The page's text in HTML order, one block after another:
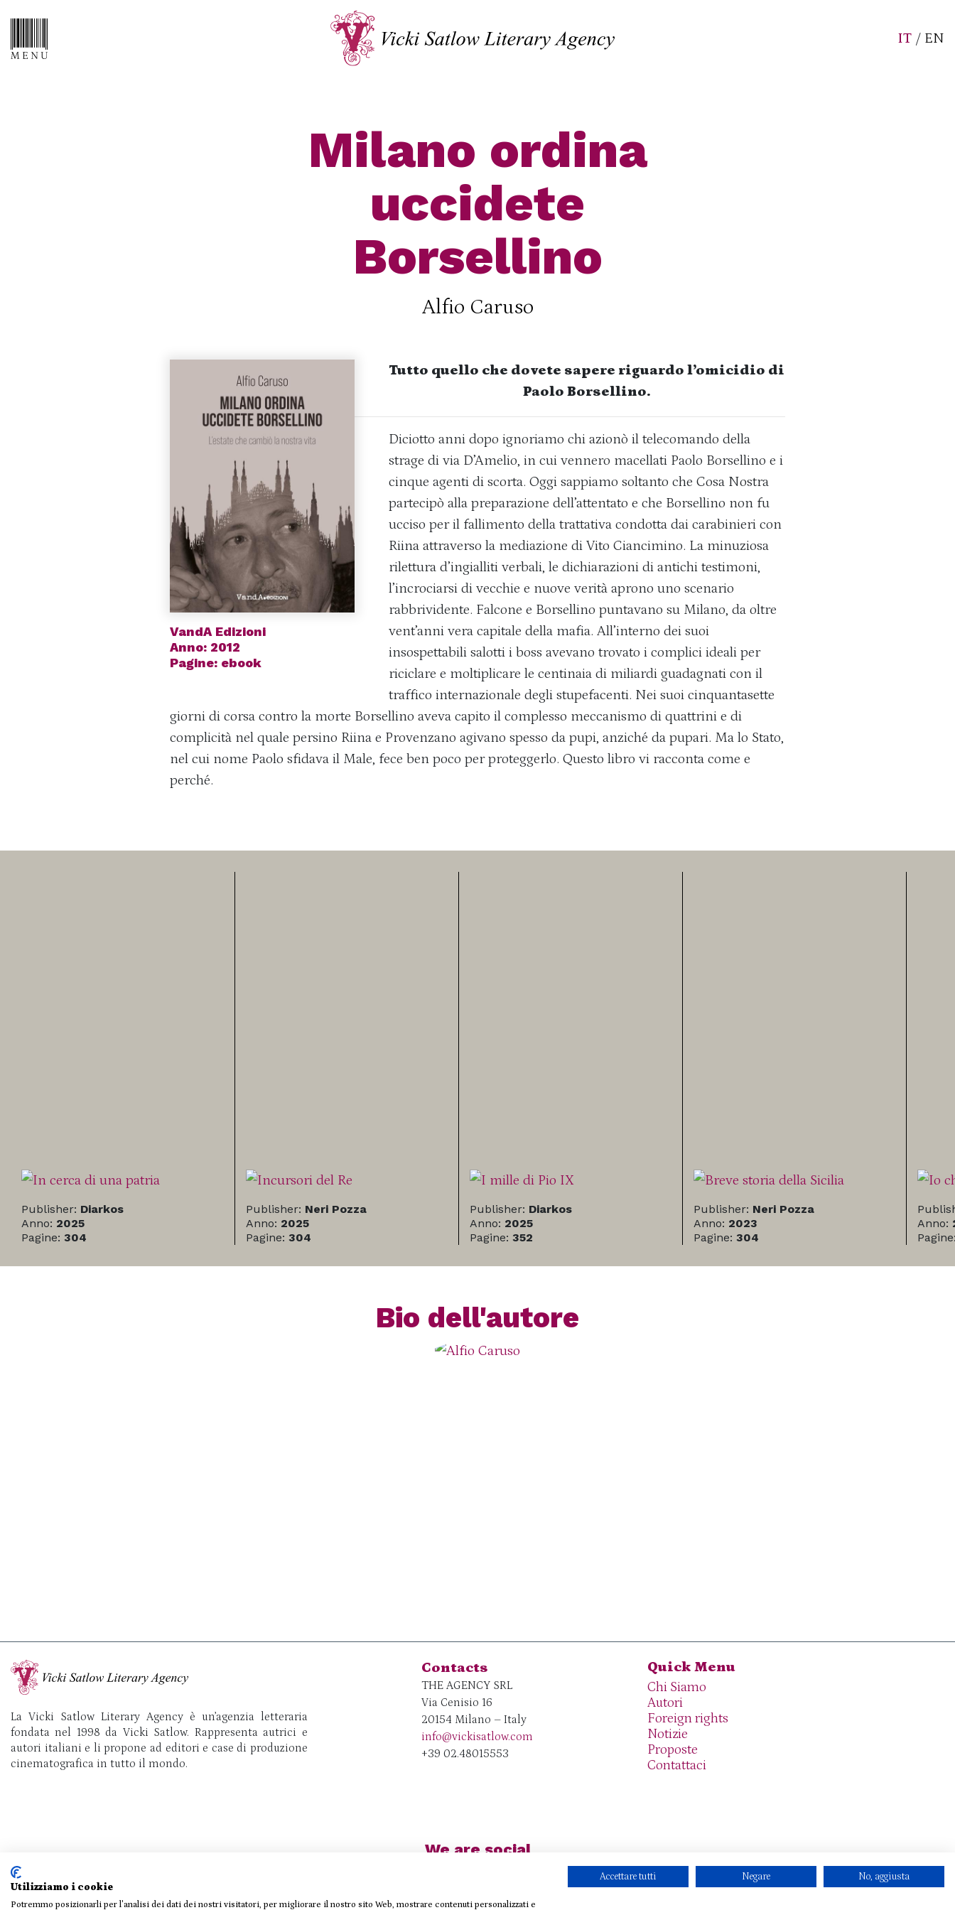
IT / EN
Milano ordina
uccidete
Borsellino
Alfio Caruso
VandA Edizioni
Anno: 2012
Pagine: ebook
Tutto quello che dovete sapere riguardo l’omicidio di
Paolo Borsellino.
Diciotto anni dopo ignoriamo chi azionò il telecomando della
strage di via D’Amelio, in cui vennero macellati Paolo Borsellino e i
cinque agenti di scorta. Oggi sappiamo soltanto che Cosa Nostra
partecipò alla preparazione dell’attentato e che Borsellino non fu
ucciso per il fallimento della trattativa condotta dai carabinieri con
Riina attraverso la mediazione di Vito Ciancimino. La minuziosa
rilettura d’ingialliti verbali, le dichiarazioni di antichi testimoni,
l’incrociarsi di vecchie e nuove verità aprono uno scenario
rabbrividente. Falcone e Borsellino puntavano su Milano, da oltre
vent’anni vera capitale della mafia. All’interno dei suoi
insospettabili salotti i boss avevano trovato i complici ideali per
riciclare e moltiplicare le centinaia di miliardi guadagnati con il
traffico internazionale degli stupefacenti. Nei suoi cinquantasette
giorni di corsa contro la morte Borsellino aveva capito il complesso meccanismo di quattrini e di
complicità nel quale persino Riina e Provenzano agivano spesso da pupi, anziché da pupari. Ma lo Stato,
nel cui nome Paolo sfidava il Male, fece ben poco per proteggerlo. Questo libro vi racconta come e
perché.
Publisher: Diarkos
Anno: 2025
Pagine: 304
Publisher: Neri Pozza
Anno: 2025
Pagine: 304
Publisher: Diarkos
Anno: 2025
Pagine: 352
Publisher: Neri Pozza
Anno: 2023
Pagine: 304
Anno:
Bio dell'autore
La Vicki Satlow Literary Agency è un’agenzia letteraria
fondata nel 1998 da Vicki Satlow. Rappresenta autrici e
autori italiani e li propone ad editori e case di produzione
cinematografica in tutto il mondo.
Contacts
THE AGENCY SRL
Via Cenisio 16
20154 Milano – Italy
info@vickisatlow.com
+39 02.48015553
Quick Menu
Chi Siamo
Autori
Foreign rights
Notizie
Proposte
Contattaci
We are social
Utilizziamo i cookie
Potremmo posizionarli per l'analisi dei dati dei nostri visitatori, per migliorare il nostro sito Web, mostrare contenuti personalizzati e
Accettare tutti Negare No, aggiusta